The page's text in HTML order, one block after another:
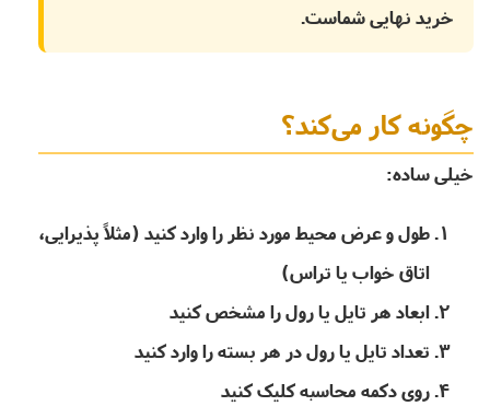
خرید نهایی شماست.
چگونه کار می‌کند؟
خیلی ساده:
طول و عرض محیط مورد نظر را وارد کنید (مثلاً پذیرایی،
اتاق خواب یا تراس)
ابعاد هر تایل یا رول را مشخص کنید
تعداد تایل یا رول در هر بسته را وارد کنید
روی دکمه محاسبه کلیک کنید